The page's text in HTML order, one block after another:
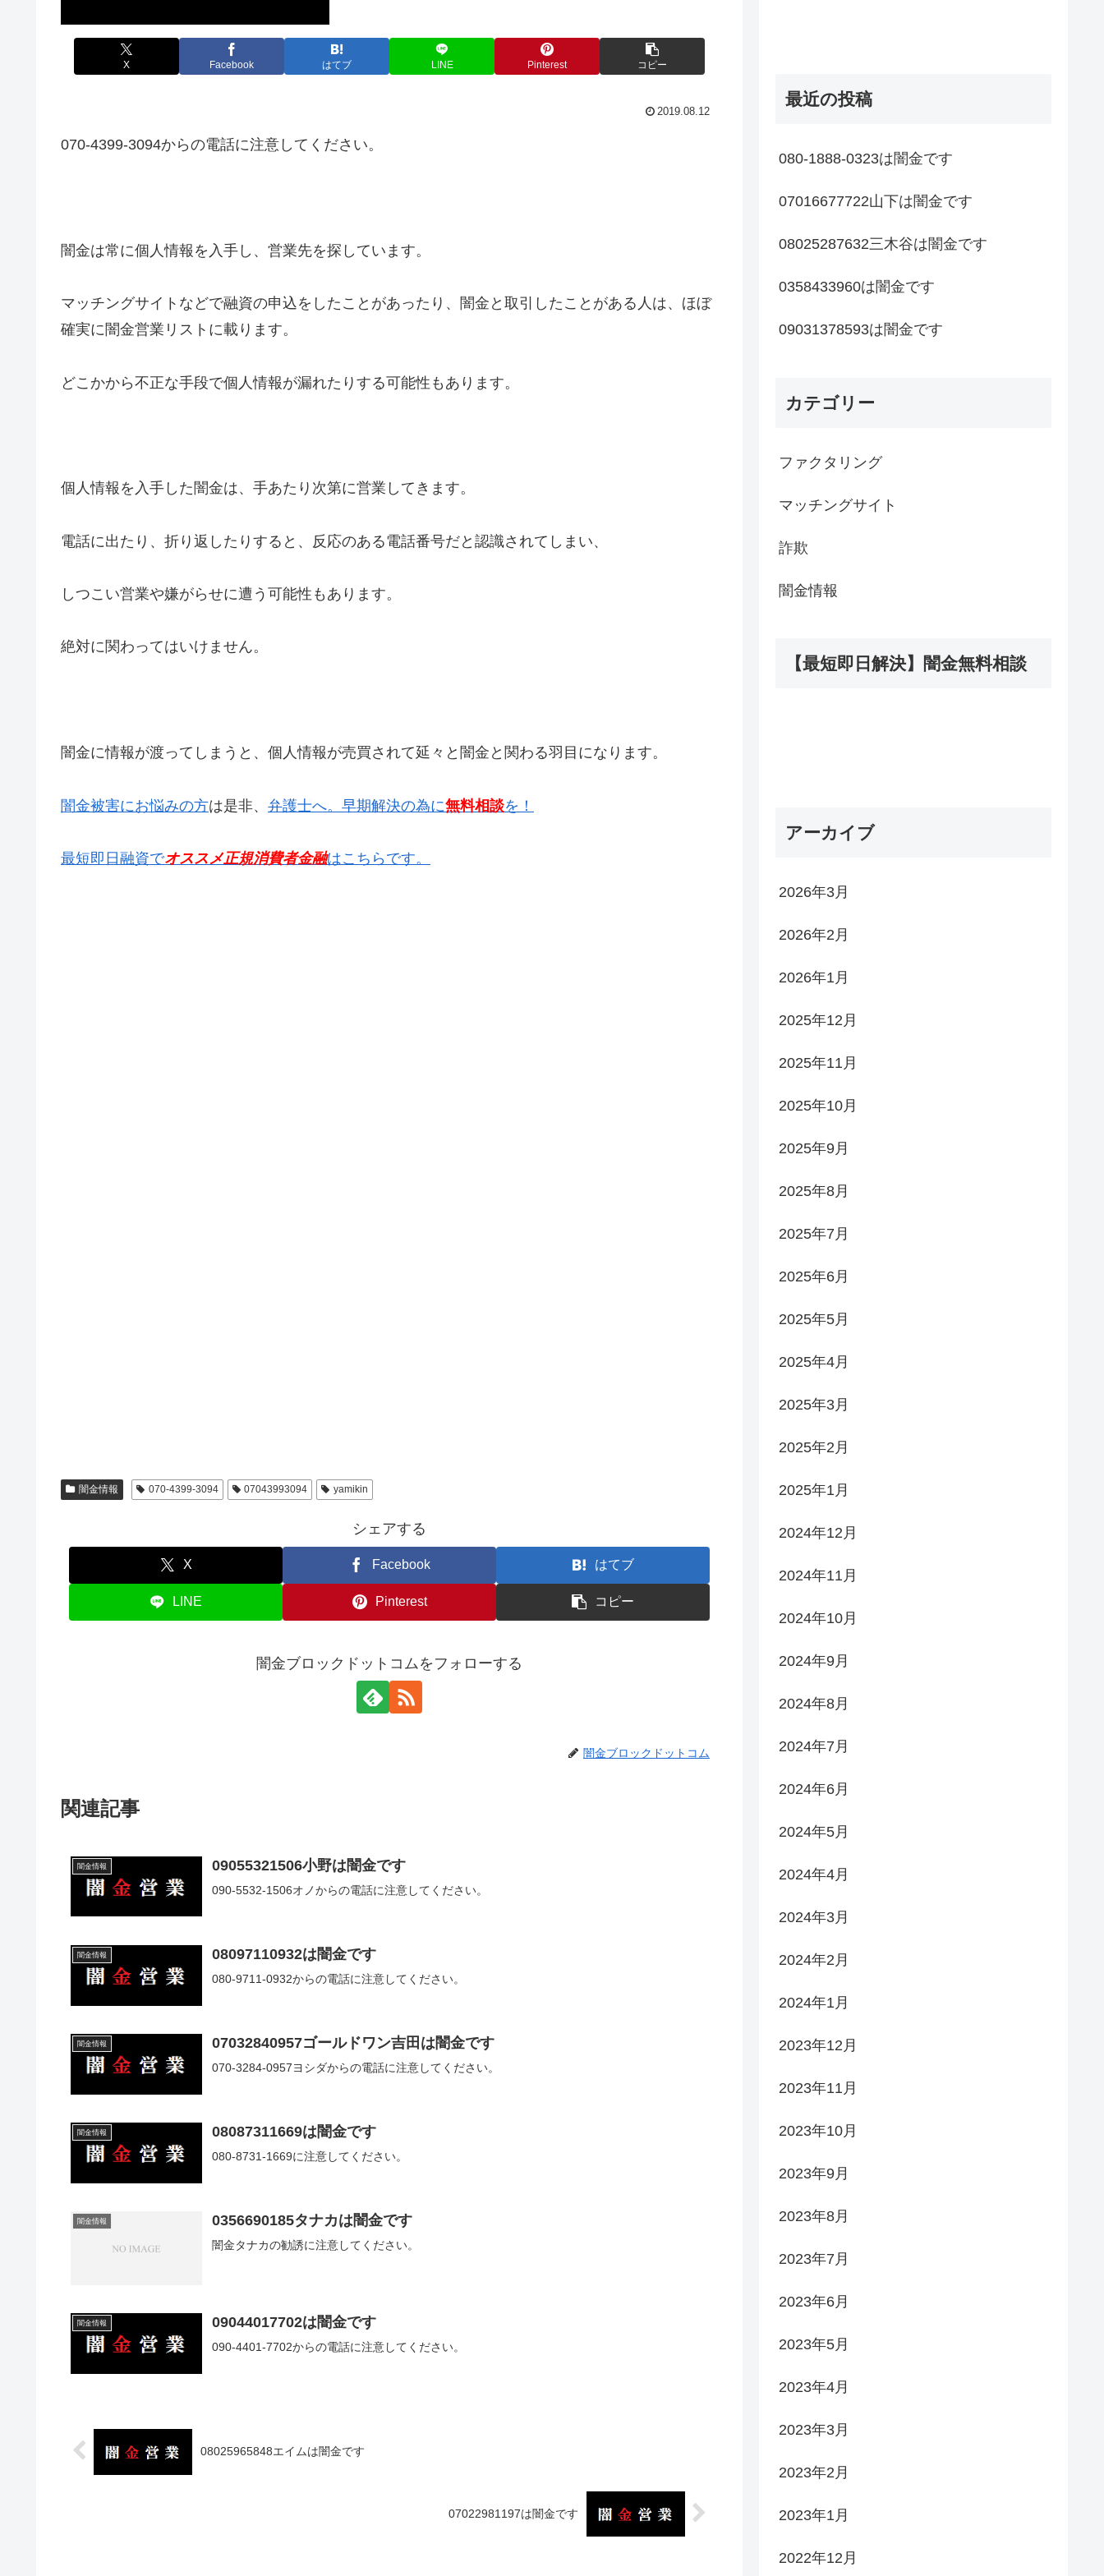
X Facebook はてブ LINE Pinterest コピー
2019.08.12
070-4399-3094からの電話に注意してください。
闇金は常に個人情報を入手し、営業先を探しています。
マッチングサイトなどで融資の申込をしたことがあったり、闇金と取引したことがある人は、ほぼ
確実に闇金営業リストに載ります。
どこかから不正な手段で個人情報が漏れたりする可能性もあります。
個人情報を入手した闇金は、手あたり次第に営業してきます。
電話に出たり、折り返したりすると、反応のある電話番号だと認識されてしまい、
しつこい営業や嫌がらせに遭う可能性もあります。
絶対に関わってはいけません。
闇金に情報が渡ってしまうと、個人情報が売買されて延々と闇金と関わる羽目になります。
闇金被害にお悩みの方は是非、 弁護士へ。早期解決の為に無料相談を！
最短即日融資でオススメ正規消費者金融はこちらです。
闇金情報 070-4399-3094 07043993094 yamikin
シェアする
X Facebook はてブ
LINE Pinterest コピー
闇金ブロックドットコムをフォローする
闇金ブロックドットコム
関連記事
闇金情報 09055321506小野は闇金です
090-5532-1506オノからの電話に注意してください。
闇金情報 08097110932は闇金です
080-9711-0932からの電話に注意してください。
闇金情報 07032840957ゴールドワン吉田は闇金です
070-3284-0957ヨシダからの電話に注意してください。
闇金情報 08087311669は闇金です
080-8731-1669に注意してください。
闇金情報 0356690185タナカは闇金です
闇金タナカの勧誘に注意してください。
闇金情報 09044017702は闇金です
090-4401-7702からの電話に注意してください。
08025965848エイムは闇金です
07022981197は闇金です
最近の投稿
080-1888-0323は闇金です
07016677722山下は闇金です
08025287632三木谷は闇金です
0358433960は闇金です
09031378593は闇金です
カテゴリー
ファクタリング
マッチングサイト
詐欺
闇金情報
【最短即日解決】闇金無料相談
アーカイブ
2026年3月
2026年2月
2026年1月
2025年12月
2025年11月
2025年10月
2025年9月
2025年8月
2025年7月
2025年6月
2025年5月
2025年4月
2025年3月
2025年2月
2025年1月
2024年12月
2024年11月
2024年10月
2024年9月
2024年8月
2024年7月
2024年6月
2024年5月
2024年4月
2024年3月
2024年2月
2024年1月
2023年12月
2023年11月
2023年10月
2023年9月
2023年8月
2023年7月
2023年6月
2023年5月
2023年4月
2023年3月
2023年2月
2023年1月
2022年12月